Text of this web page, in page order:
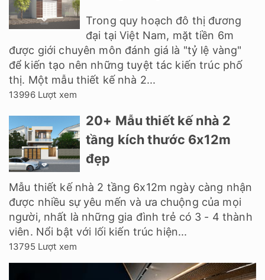
Trong quy hoạch đô thị đương
đại tại Việt Nam, mặt tiền 6m
được giới chuyên môn đánh giá là "tỷ lệ vàng"
để kiến tạo nên những tuyệt tác kiến trúc phố
thị. Một mẫu thiết kế nhà 2...
13996 Lượt xem
20+ Mẫu thiết kế nhà 2
tầng kích thước 6x12m
đẹp
Mẫu thiết kế nhà 2 tầng 6x12m ngày càng nhận
được nhiều sự yêu mến và ưa chuộng của mọi
người, nhất là những gia đình trẻ có 3 - 4 thành
viên. Nổi bật với lối kiến trúc hiện...
13795 Lượt xem